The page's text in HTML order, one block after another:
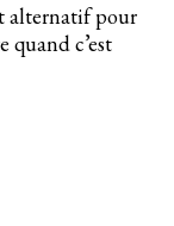
alternatif pour
quand c’est